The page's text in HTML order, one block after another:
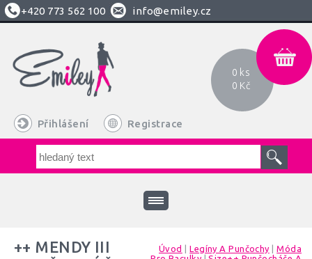
+420 773 562 100 info@emiley.cz
Přihlášení Registrace
0 ks
0 Kč
Úvod |Legíny A Punčochy |Móda
++ MENDY III